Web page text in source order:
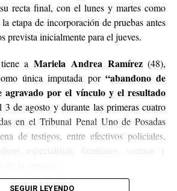
recta final, con el lunes y martes como
etapa de incorporación de pruebas antes
prevista inicialmente para el jueves.
tiene aMariela Andrea Ramírez(48),
única imputada por“abandono de
agravado por el vínculo y el resultado
3 de agosto y durante las primeras cuatro
en el Tribunal Penal Uno de Posadas
de testigos, entre efectivos policiales,
SEGUIR LEYENDO